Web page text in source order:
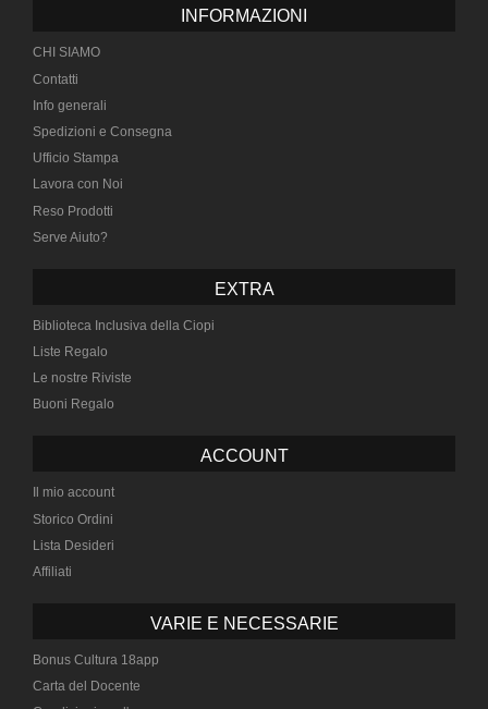
INFORMAZIONI
CHI SIAMO
Contatti
Info generali
Spedizioni e Consegna
Ufficio Stampa
Lavora con Noi
Reso Prodotti
Serve Aiuto?
EXTRA
Biblioteca Inclusiva della Ciopi
Liste Regalo
Le nostre Riviste
Buoni Regalo
ACCOUNT
Il mio account
Storico Ordini
Lista Desideri
Affiliati
VARIE E NECESSARIE
Bonus Cultura 18app
Carta del Docente